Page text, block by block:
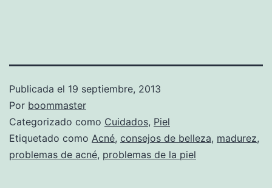
Publicada el 19 septiembre, 2013
Por boommaster
Categorizado como Cuidados, Piel
Etiquetado como Acné, consejos de belleza, madurez,
problemas de acné, problemas de la piel